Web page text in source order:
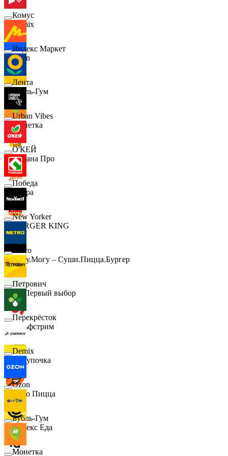
Demix
Ozon
Бубль-Гум
Монетка
Лемана Про
7 утра
BURGER KING
Хочу.Могу – Суши.Пицца.Бургер
B1 Первый выбор
Гольфстрим
Покупочка
Додо Пицца
Яндекс Еда
Комус
Яндекс Маркет
Лента
Urban Vibes
О'КЕЙ
Победа
New Yorker
Metro
Петрович
Перекрёсток
Demix
Ozon
Бубль-Гум
Монетка